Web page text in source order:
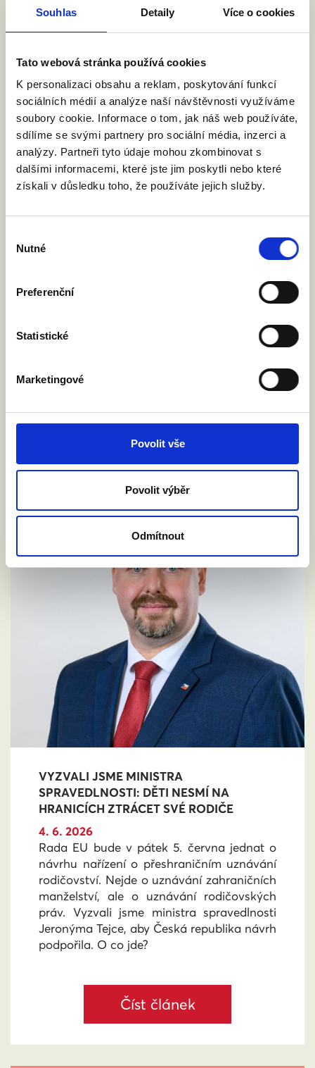
Souhlas Detaily Více o cookies
Tato webová stránka používá cookies
K personalizaci obsahu a reklam, poskytování funkcí
sociálních médií a analýze naší návštěvnosti využíváme
soubory cookie. Informace o tom, jak náš web používáte,
sdílíme se svými partnery pro sociální média, inzerci a
analýzy. Partneři tyto údaje mohou zkombinovat s
dalšími informacemi, které jste jim poskytli nebo které
získali v důsledku toho, že používáte jejich služby.
souhlasu
Nutné
Preferenční
Statistické
Marketingové
Povolit vše
Povolit výběr
Odmítnout
na našem
Happeningu za
manželství pro všechny.
Už ve středu 12. června!
Foto: Facebook Zach Wahls
PODPOŘTE NÁS
VYZVALI JSME MINISTRA
SPRAVEDLNOSTI: DĚTI NESMÍ NA
HRANICÍCH ZTRÁCET SVÉ RODIČE
4. 6. 2026
Rada EU bude v pátek 5. června jednat o
návrhu nařízení o přeshraničním uznávání
rodičovství. Nejde o uznávání zahraničních
manželství, ale o uznávání rodičovských
práv. Vyzvali jsme ministra spravedlnosti
Jeronýma Tejce, aby Česká republika návrh
podpořila. O co jde?
Číst článek